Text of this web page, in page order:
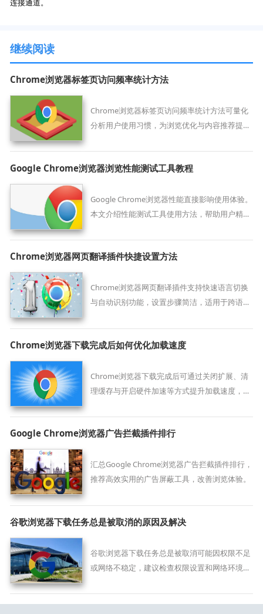
连接通道。
继续阅读
Chrome浏览器标签页访问频率统计方法
Chrome浏览器标签页访问频率统计方法可量化
分析用户使用习惯，为浏览优化与内容推荐提供
Google Chrome浏览器浏览性能测试工具教程
Google Chrome浏览器性能直接影响使用体验。
本文介绍性能测试工具使用方法，帮助用户精准
Chrome浏览器网页翻译插件快捷设置方法
Chrome浏览器网页翻译插件支持快速语言切换
与自动识别功能，设置步骤简洁，适用于跨语言
Chrome浏览器下载完成后如何优化加载速度
Chrome浏览器下载完成后可通过关闭扩展、清
理缓存与开启硬件加速等方式提升加载速度，改
Google Chrome浏览器广告拦截插件排行
汇总Google Chrome浏览器广告拦截插件排行，
推荐高效实用的广告屏蔽工具，改善浏览体验。
谷歌浏览器下载任务总是被取消的原因及解决
谷歌浏览器下载任务总是被取消可能因权限不足
或网络不稳定，建议检查权限设置和网络环境，